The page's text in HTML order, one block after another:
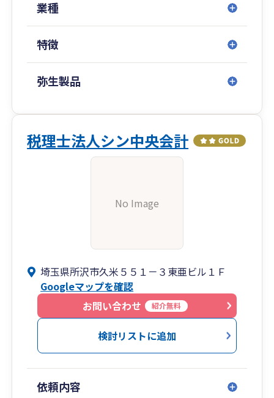
業種
特徴
弥生製品
税理士法人シン中央会計
No Image
埼玉県所沢市久米５５１－３東亜ビル１Ｆ
Googleマップを確認
お問い合わせ
紹介無料
検討リストに追加
依頼内容